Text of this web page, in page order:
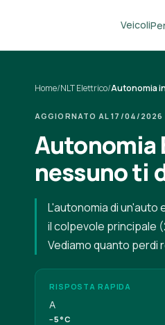
Veicoli
Home/NLT Elettrico/Autonomia
AGGIORNATO AL 17/04/2026
Autonomia
nessuno ti
L'autonomia di un'auto
il colpevole principale
Vediamo quanto perdi
RISPOSTA RAPIDA
A
−5°C